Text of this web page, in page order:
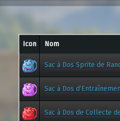
Icon
Nom
Sac à Dos Sprite de
Sac à Dos
Sac à Dos de Collecte